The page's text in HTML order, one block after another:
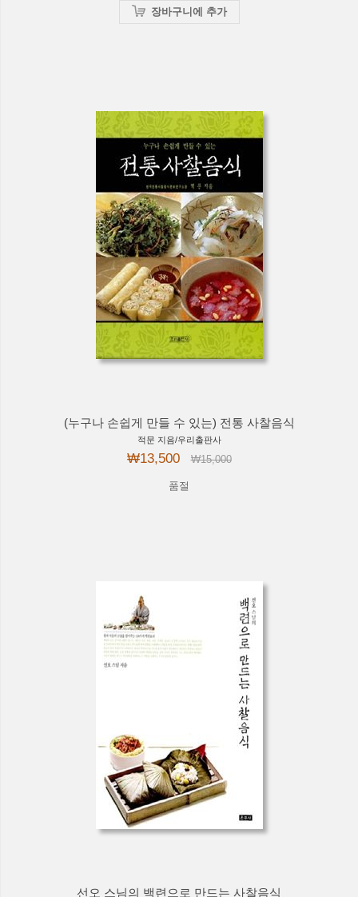
장바구니에 추가
(누구나 손쉽게 만들 수 있는) 전통 사찰음식
적문 지음/우리출판사
₩13,500 ₩15,000
품절
선오 스님의 백련으로 만드는 사찰음식